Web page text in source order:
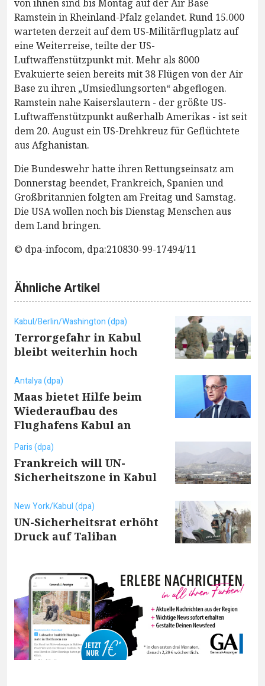
von ihnen sind bis Montag auf der Air Base
Ramstein in Rheinland-Pfalz gelandet. Rund 15.000
warteten derzeit auf dem US-Militärflugplatz auf
eine Weiterreise, teilte der US-
Luftwaffenstützpunkt mit. Mehr als 8000
Evakuierte seien bereits mit 38 Flügen von der Air
Base zu ihren „Umsiedlungsorten“ abgeflogen.
Ramstein nahe Kaiserslautern - der größte US-
Luftwaffenstützpunkt außerhalb Amerikas - ist seit
dem 20. August ein US-Drehkreuz für Geflüchtete
aus Afghanistan.
Die Bundeswehr hatte ihren Rettungseinsatz am
Donnerstag beendet, Frankreich, Spanien und
Großbritannien folgten am Freitag und Samstag.
Die USA wollen noch bis Dienstag Menschen aus
dem Land bringen.
© dpa-infocom, dpa:210830-99-17494/11
Ähnliche Artikel
Kabul/Berlin/Washington (dpa)
Terrorgefahr in Kabul
bleibt weiterhin hoch
Antalya (dpa)
Maas bietet Hilfe beim
Wiederaufbau des
Flughafens Kabul an
Paris (dpa)
Frankreich will UN-
Sicherheitszone in Kabul
New York/Kabul (dpa)
UN-Sicherheitsrat erhöht
Druck auf Taliban